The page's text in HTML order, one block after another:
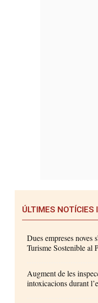
ÚLTIMES NOTÍCIES
Dues empreses noves
Turisme Sostenible al
Augment de les
intoxicacions durant